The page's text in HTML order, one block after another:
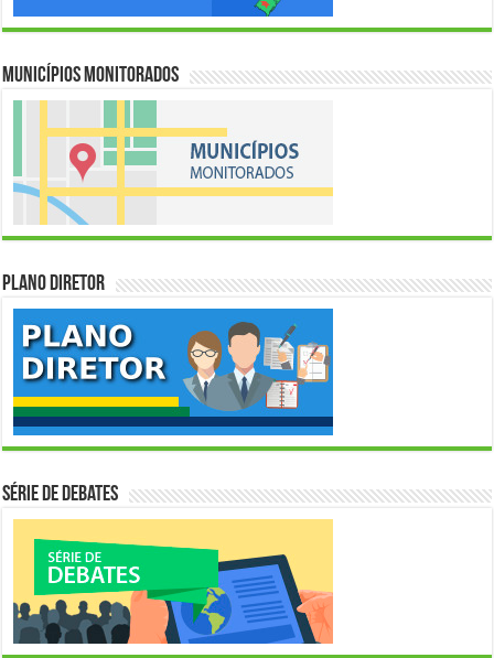
Municípios Monitorados
Plano Diretor
Série de Debates